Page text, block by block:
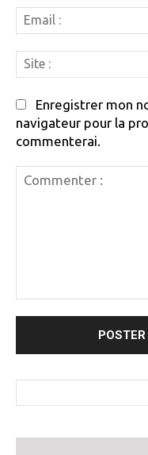
Enregistrer mon
navigateur pour la
commenterai.